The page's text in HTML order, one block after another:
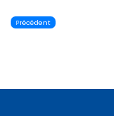
Précédent